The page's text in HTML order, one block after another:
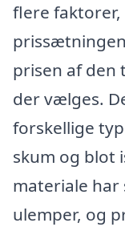
flere
prisen af den
der vælges.
forskellige
skum og blot
materiale har
ulemper, og